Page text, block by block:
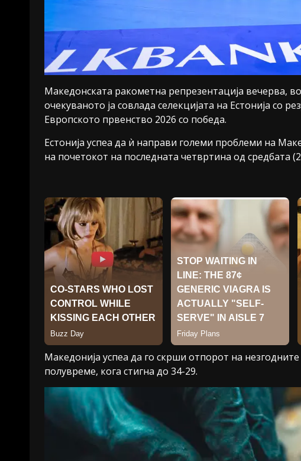
Македонската ракометна репрезентација вечерва,
очекуваното ја совлада селекцијата на Естонија со
Европското првенство 2026 со победа.
Естонија успеа да ѝ направи големи проблеми на
на почетокот на последната четвртина од средбата
Македонија успеа да го скрши отпорот на
полувреме, кога стигна до 34-29.